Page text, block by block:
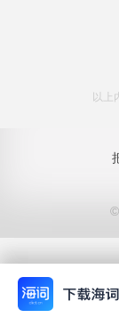
以上